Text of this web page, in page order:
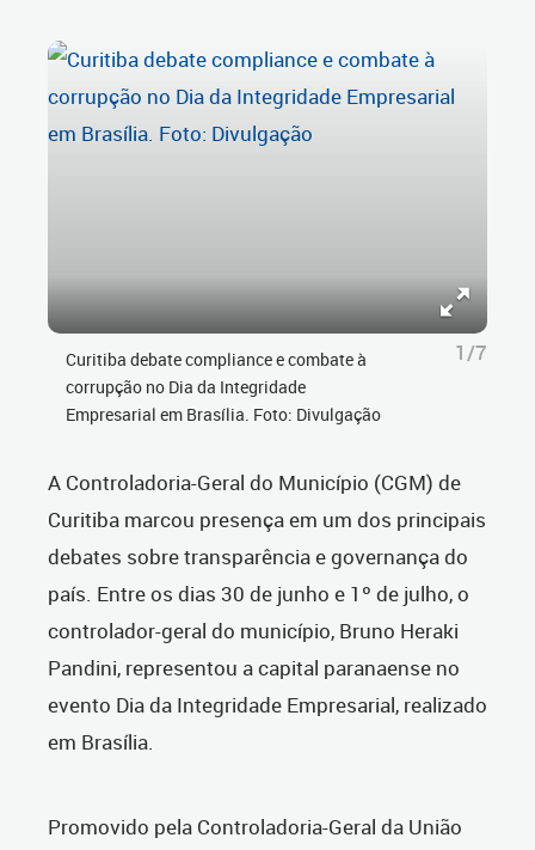
Curitiba debate compliance e combate à
corrupção no Dia da Integridade
Empresarial em Brasília. Foto: Divulgação
1/7
A Controladoria-Geral do Município (CGM) de
Curitiba marcou presença em um dos principais
debates sobre transparência e governança do
país. Entre os dias 30 de junho e 1º de julho, o
controlador-geral do município, Bruno Heraki
Pandini, representou a capital paranaense no
evento Dia da Integridade Empresarial, realizado
em Brasília.
Promovido pela Controladoria-Geral da União